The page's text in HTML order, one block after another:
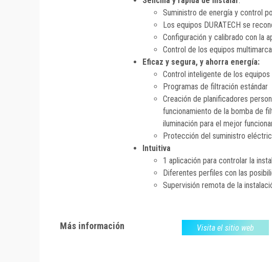
Suministro de energía y control
Los equipos DURATECH se
Configuración y calibrado con la
Control de los equipos
Eficaz y segura, y ahorra energía:
Control inteligente de los
Programas de filtración estándar
Creación de planificadores
funcionamiento de la bomba de
iluminación para el mejor
Protección del suministro
Intuitiva
1 aplicación para controlar la
Diferentes perfiles con las
Supervisión remota de la
Más información Visita el sitio web